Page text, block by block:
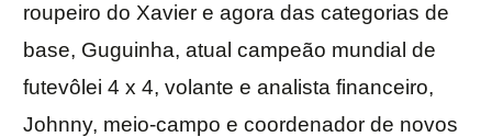
roupeiro do Xavier e agora das categorias de
base, Guguinha, atual campeão mundial de
futevôlei 4 x 4, volante e analista financeiro,
Johnny, meio-campo e coordenador de novos